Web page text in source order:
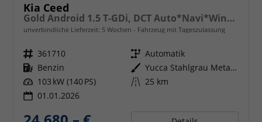
Kia Ceed
Gold Android 1.5 T-GDi, DCT Auto*Navi*WinterPak*Klimaauto*16"*Kamera*PrivacyGlas*
unverbindliche Lieferzeit: 5 Wochen Fahrzeug mit Tageszulassung
Fahrzeugnr. 361710 Getriebe Automatik
Kraftstoff Benzin Außenfarbe
Yucca Stahlgrau Metallic
Leistung 103 kW (140 PS) Kilometerstand 25 km
01.01.2026